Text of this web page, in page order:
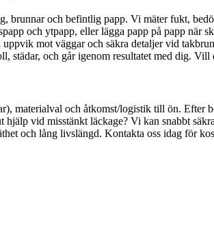
brunnar och befintlig papp. Vi mäter fukt,
och ytpapp, eller lägga papp på papp när
mot väggar och säkra detaljer vid
städar, och går igenom resultatet med dig.
materialval och åtkomst/logistik till ön.
vid misstänkt läckage? Vi kan snabbt
och lång livslängd. Kontakta oss idag för